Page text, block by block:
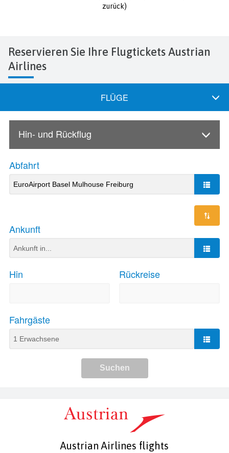
zurück)
Reservieren Sie Ihre Flugtickets Austrian
Airlines
Austrian Airlines flights